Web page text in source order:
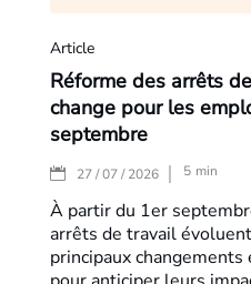
Article
Réforme des arrêts
change pour les
septembre
27 / 07 / 2026 |5 min
À partir du 1er
arrêts de travail
principaux